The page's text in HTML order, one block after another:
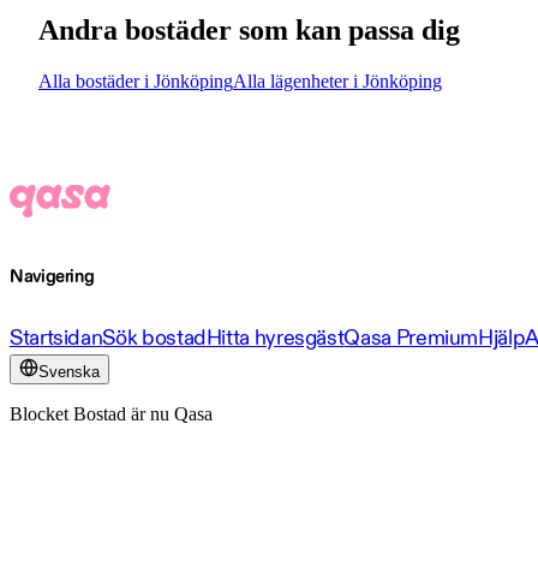
Andra bostäder som kan passa dig
Alla bostäder i JönköpingAlla lägenheter i Jönköping
Navigering
StartsidanSök bostadHitta hyresgästQasa PremiumHjälp
Svenska
Blocket Bostad är nu Qasa